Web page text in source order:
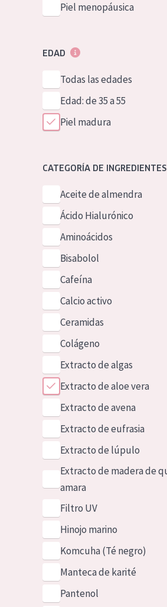
Piel menopáusica
EDAD
Todas las edades
Edad: de 35 a 55
Piel madura
CATEGORÍA DE INGREDIENTES
Aceite de almendra
Ácido Hialurónico
Aminoácidos
Bisabolol
Cafeína
Calcio activo
Ceramidas
Colágeno
Extracto de algas
Extracto de aloe vera
Extracto de avena
Extracto de eufrasia
Extracto de lúpulo
Extracto de madera de
amara
Filtro UV
Hinojo marino
Komcuha (Té negro)
Manteca de karité
Pantenol